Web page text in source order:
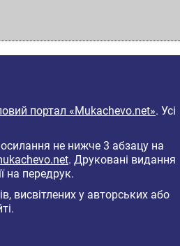
портал «Mukachevo.net». Усі
не нижче 3 абзацу на
. Друковані видання
на передрук.
висвітлених у авторських або